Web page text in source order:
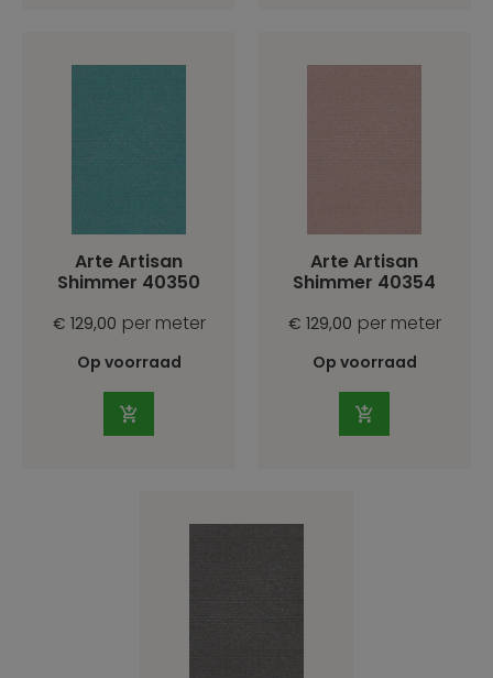
Arte Artisan
Shimmer 40350
€ 129,00 per meter
Op voorraad
Arte Artisan
Shimmer 40354
€ 129,00 per meter
Op voorraad